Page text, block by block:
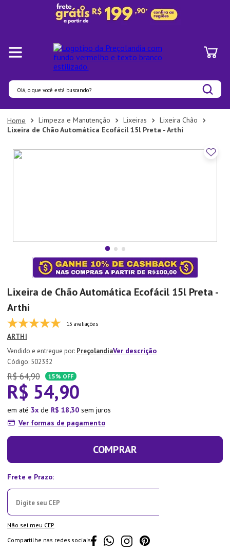
Olá, o que você está buscando?
Limpeza e Manutenção Lixeiras
Lixeira Chão
Lixeira de Chão Automática Ecofácil 15l Preta - Arthi
Lixeira de Chão Automática Ecofácil 15l Preta -
Arthi
15 avaliações
ARTHI
PreçolandiaVer descrição
: 502332
R$ 64,90 15% OFF
R$ 54,90
em até 3 de R$ 18,30 sem juros
Ver formas de pagamento
COMPRAR
Não sei meu CEP
Compartilhe nas redes sociais
Termos mais buscados
1º
Pratos
2º
Panelas
7º
Xicara
Tapete
Aparelho Jantar
10º Lixeira